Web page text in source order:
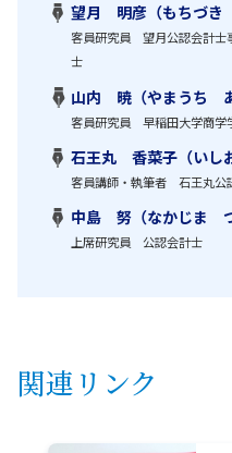
望月 明彦（もちづき
客員研究員 望月公認会計士
士
山内 暁（やまうち あ
客員研究員 早稲田大学商学
石王丸 香菜子（いし
客員講師・執筆者 石王丸公
中島 努（なかじま つ
上席研究員 公認会計士
関連リンク